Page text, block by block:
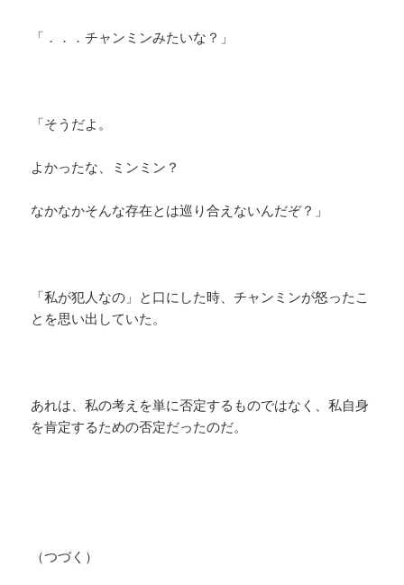
「．．．チャンミンみたいな？」
「そうだよ。
よかったな、ミンミン？
なかなかそんな存在とは巡り合えないんだぞ？」
「私が犯人なの」と口にした時、チャンミンが怒ったこ
とを思い出していた。
あれは、私の考えを単に否定するものではなく、私自身
を肯定するための否定だったのだ。
（つづく）